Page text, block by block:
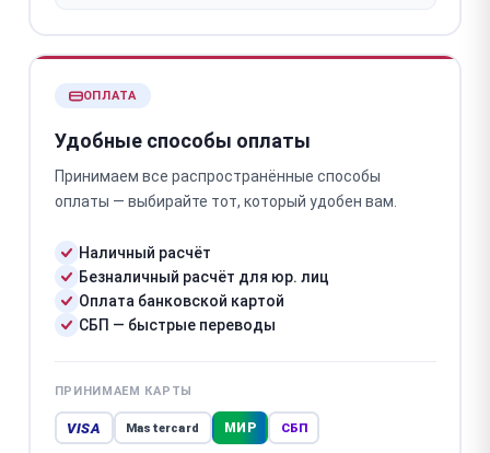
ОПЛАТА
Удобные способы оплаты
Принимаем все распространённые способы
оплаты — выбирайте тот, который удобен вам.
Наличный расчёт
Безналичный расчёт для юр. лиц
Оплата банковской картой
СБП — быстрые переводы
ПРИНИМАЕМ КАРТЫ
VISA Mastercard МИР СБП